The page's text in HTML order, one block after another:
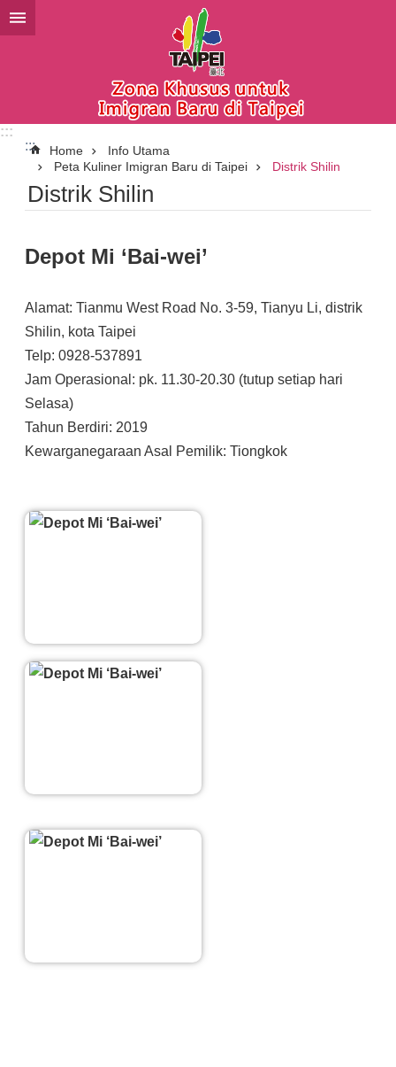
Lompat ke blok konten utama
:::
:::
Home
Info Utama
Peta Kuliner Imigran Baru di Taipei
Distrik Shilin
Distrik Shilin
Depot Mi ‘Bai-wei’
Alamat: Tianmu West Road No. 3-59, Tianyu Li, distrik
Shilin, kota Taipei
Telp: 0928-537891
Jam Operasional: pk. 11.30-20.30 (tutup setiap hari
Selasa)
Tahun Berdiri: 2019
Kewarganegaraan Asal Pemilik: Tiongkok